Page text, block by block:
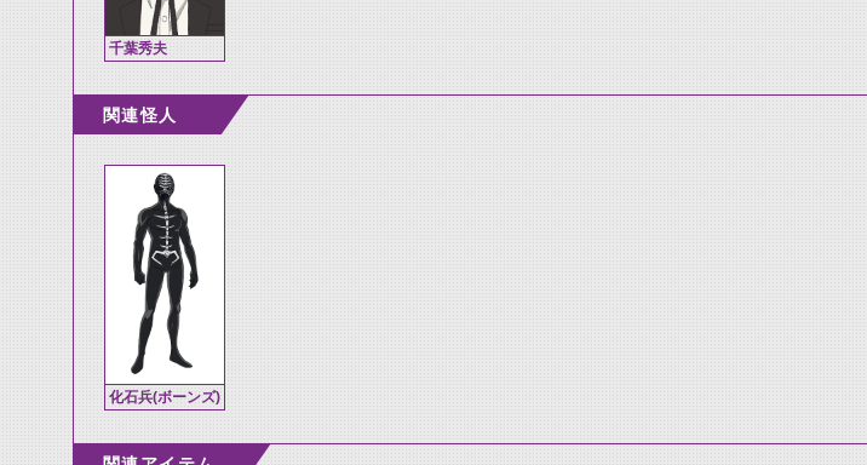
千葉秀夫
関連怪人
化石兵(ボーンズ)